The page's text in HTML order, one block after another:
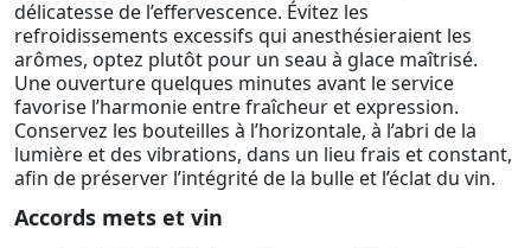
délicatesse de l’effervescence. Évitez les
refroidissements excessifs qui anesthésieraient les
arômes, optez plutôt pour un seau à glace maîtrisé.
Une ouverture quelques minutes avant le service
favorise l’harmonie entre fraîcheur et expression.
Conservez les bouteilles à l’horizontale, à l’abri de la
lumière et des vibrations, dans un lieu frais et constant,
afin de préserver l’intégrité de la bulle et l’éclat du vin.
Accords mets et vin